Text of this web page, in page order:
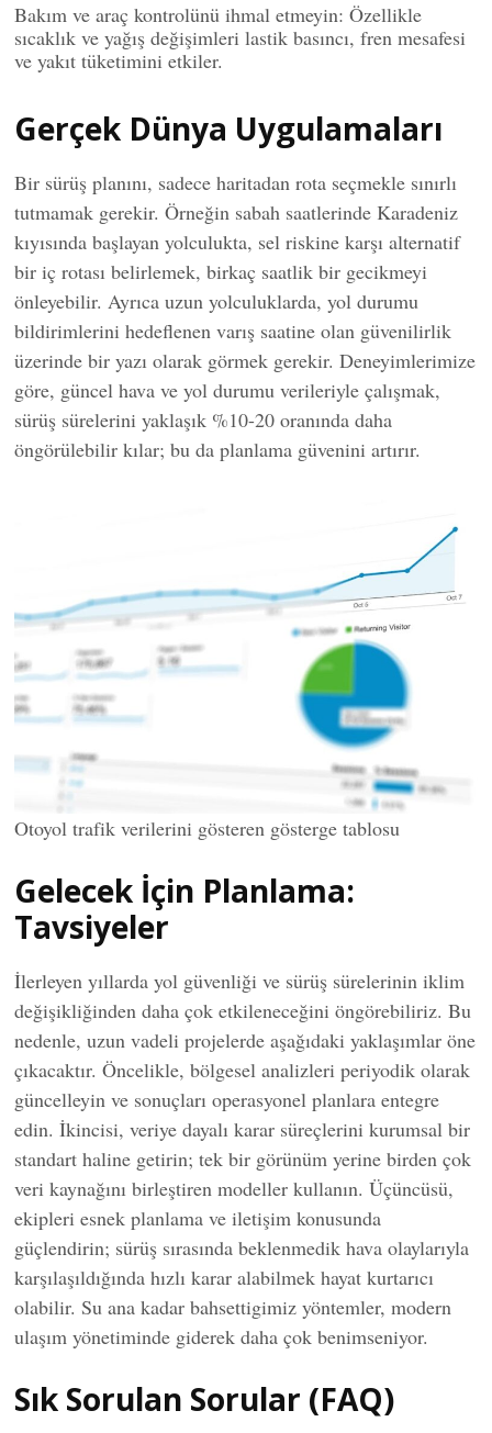
Bakım ve araç kontrolünü ihmal etmeyin: Özellikle
sıcaklık ve yağış değişimleri lastik basıncı, fren mesafesi
ve yakıt tüketimini etkiler.
Gerçek Dünya Uygulamaları
Bir sürüş planını, sadece haritadan rota seçmekle sınırlı
tutmamak gerekir. Örneğin sabah saatlerinde Karadeniz
kıyısında başlayan yolculukta, sel riskine karşı alternatif
bir iç rotası belirlemek, birkaç saatlik bir gecikmeyi
önleyebilir. Ayrıca uzun yolculuklarda, yol durumu
bildirimlerini hedeflenen varış saatine olan güvenilirlik
üzerinde bir yazı olarak görmek gerekir. Deneyimlerimize
göre, güncel hava ve yol durumu verileriyle çalışmak,
sürüş sürelerini yaklaşık %10-20 oranında daha
öngörülebilir kılar; bu da planlama güvenini artırır.
Otoyol trafik verilerini gösteren gösterge tablosu
Gelecek İçin Planlama:
Tavsiyeler
İlerleyen yıllarda yol güvenliği ve sürüş sürelerinin iklim
değişikliğinden daha çok etkileneceğini öngörebiliriz. Bu
nedenle, uzun vadeli projelerde aşağıdaki yaklaşımlar öne
çıkacaktır. Öncelikle, bölgesel analizleri periyodik olarak
güncelleyin ve sonuçları operasyonel planlara entegre
edin. İkincisi, veriye dayalı karar süreçlerini kurumsal bir
standart haline getirin; tek bir görünüm yerine birden çok
veri kaynağını birleştiren modeller kullanın. Üçüncüsü,
ekipleri esnek planlama ve iletişim konusunda
güçlendirin; sürüş sırasında beklenmedik hava olaylarıyla
karşılaşıldığında hızlı karar alabilmek hayat kurtarıcı
olabilir. Su ana kadar bahsettigimiz yöntemler, modern
ulaşım yönetiminde giderek daha çok benimseniyor.
Sık Sorulan Sorular (FAQ)